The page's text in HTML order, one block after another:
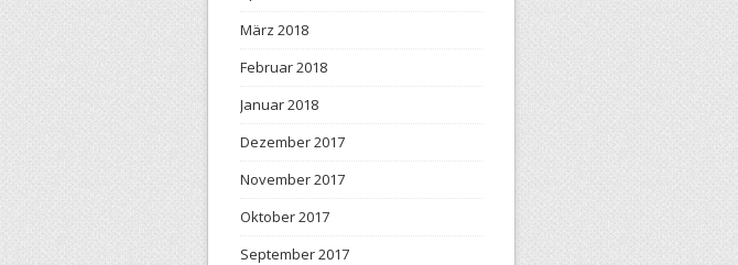
März 2018
Februar 2018
Januar 2018
Dezember 2017
November 2017
Oktober 2017
September 2017